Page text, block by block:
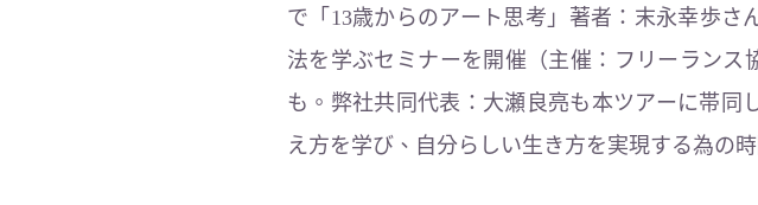
で「13歳からのアート思考」著者：末永幸歩
法を学ぶセミナーを開催（主催：フリーランス
も。弊社共同代表：大瀬良亮も本ツアーに帯同
え方を学び、自分らしい生き方を実現する為の